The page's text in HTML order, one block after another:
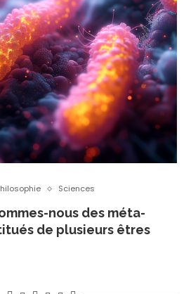
Sciences
nous des méta-
de plusieurs êtres